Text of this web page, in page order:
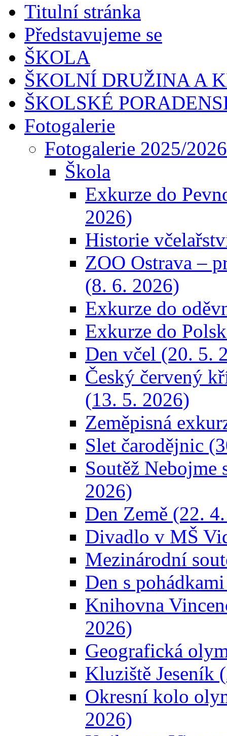
Titulní stránka
Představujeme se
ŠKOLA
ŠKOLNÍ DRUŽINA A
ŠKOLSKÉ
Fotogalerie
Fotogalerie 2025/2026
Škola
Exkurze do
2026)
Historie
ZOO Ostrava –
(8. 6. 2026)
Exkurze do
Exkurze do
Den včel (20. 5.
Český červený
(13. 5. 2026)
Zeměpisná
Slet čarodějnic
Soutěž Nebojme
2026)
Den Země (22.
Divadlo v MŠ
Mezinárodní
Den s
Knihovna
2026)
Geografická
Kluziště Jeseník
Okresní kolo
2026)